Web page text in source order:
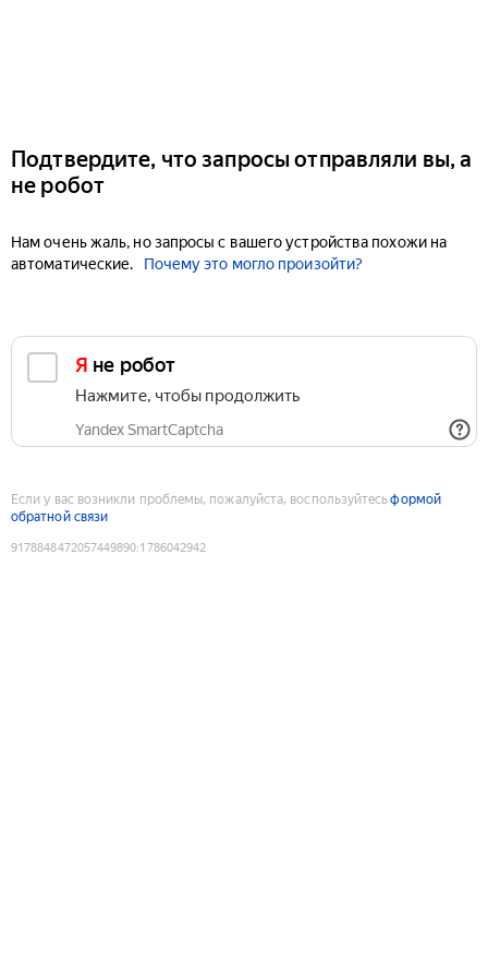
Подтвердите, что запросы отправляли вы, а
не робот
Нам очень жаль, но запросы с вашего устройства похожи на
автоматические.
Почему это могло произойти?
Я не робот
Нажмите, чтобы продолжить
Yandex SmartCaptcha
Если у вас возникли проблемы, пожалуйста, воспользуйтесьформой
обратной связи
9178848472057449890:1786042942